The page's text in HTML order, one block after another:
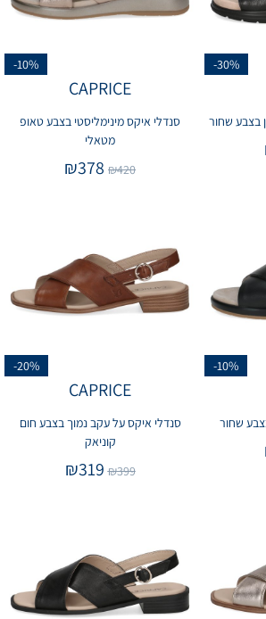
-30%
בצבע שחור
-10%
CAPRICE
סנדלי איקס מינימליסטי בצבע טאופ
מטאלי
₪420
₪378
-10%
שחור
-20%
CAPRICE
סנדלי איקס על עקב נמוך בצבע חום
קוניאק
₪399
₪319